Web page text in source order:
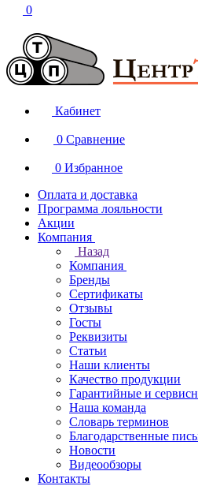
0
Кабинет
0 Сравнение
0 Избранное
Оплата и доставка
Программа лояльности
Акции
Компания
Назад
Компания
Бренды
Сертификаты
Отзывы
Госты
Реквизиты
Статьи
Наши клиенты
Качество продукции
Гарантийные и
Наша команда
Словарь терминов
Благодарственные
Новости
Видеообзоры
Контакты